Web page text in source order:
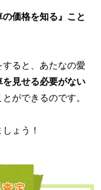
価格を知る』こと
ると、あたなの愛
見せる必要がない
ができるのです。
ょう！